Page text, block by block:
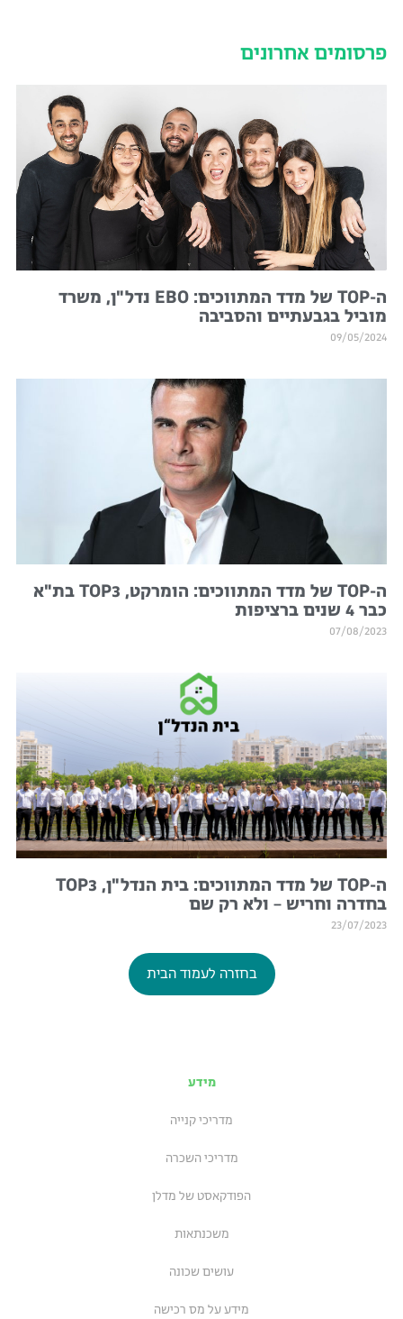
פרסומים אחרונים
ה-TOP של מדד המתווכים: EBO נדל"ן, משרד
מוביל בגבעתיים והסביבה
09/05/2024
ה-TOP של מדד המתווכים: הומרקט, TOP3 בת"א
כבר 4 שנים ברציפות
07/08/2023
ה-TOP של מדד המתווכים: בית הנדל"ן, TOP3
בחדרה וחריש – ולא רק שם
23/07/2023
בחזרה לעמוד הבית
מידע
מדריכי קנייה
מדריכי השכרה
הפודקאסט של מדלן
משכנתאות
עושים שכונה
מידע על מס רכישה